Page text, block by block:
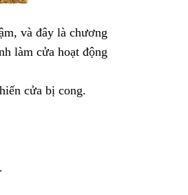
và đây là chương
làm cửa hoạt động
cửa bị cong.